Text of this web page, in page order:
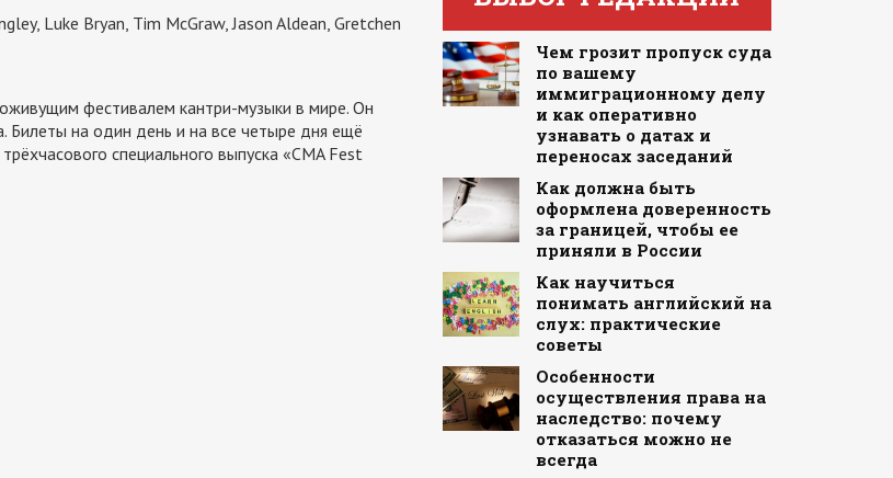
Luke Bryan, Tim McGraw, Jason Aldean, Gretchen
фестивалем кантри-музыки в мире. Он
на один день и на все четыре дня ещё
специального выпуска «CMA Fest
Чем грозит пропуск суда
по вашему
иммиграционному делу
и как оперативно
узнавать о датах и
переносах заседаний
Как должна быть
оформлена доверенность
за границей, чтобы ее
приняли в России
Как научиться
понимать английский на
слух: практические
советы
Особенности
осуществления права на
наследство: почему
отказаться можно не
всегда